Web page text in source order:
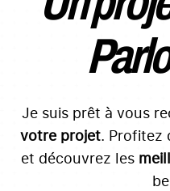
Je suis prêt à vous
votre projet. Profitez
et découvrez les